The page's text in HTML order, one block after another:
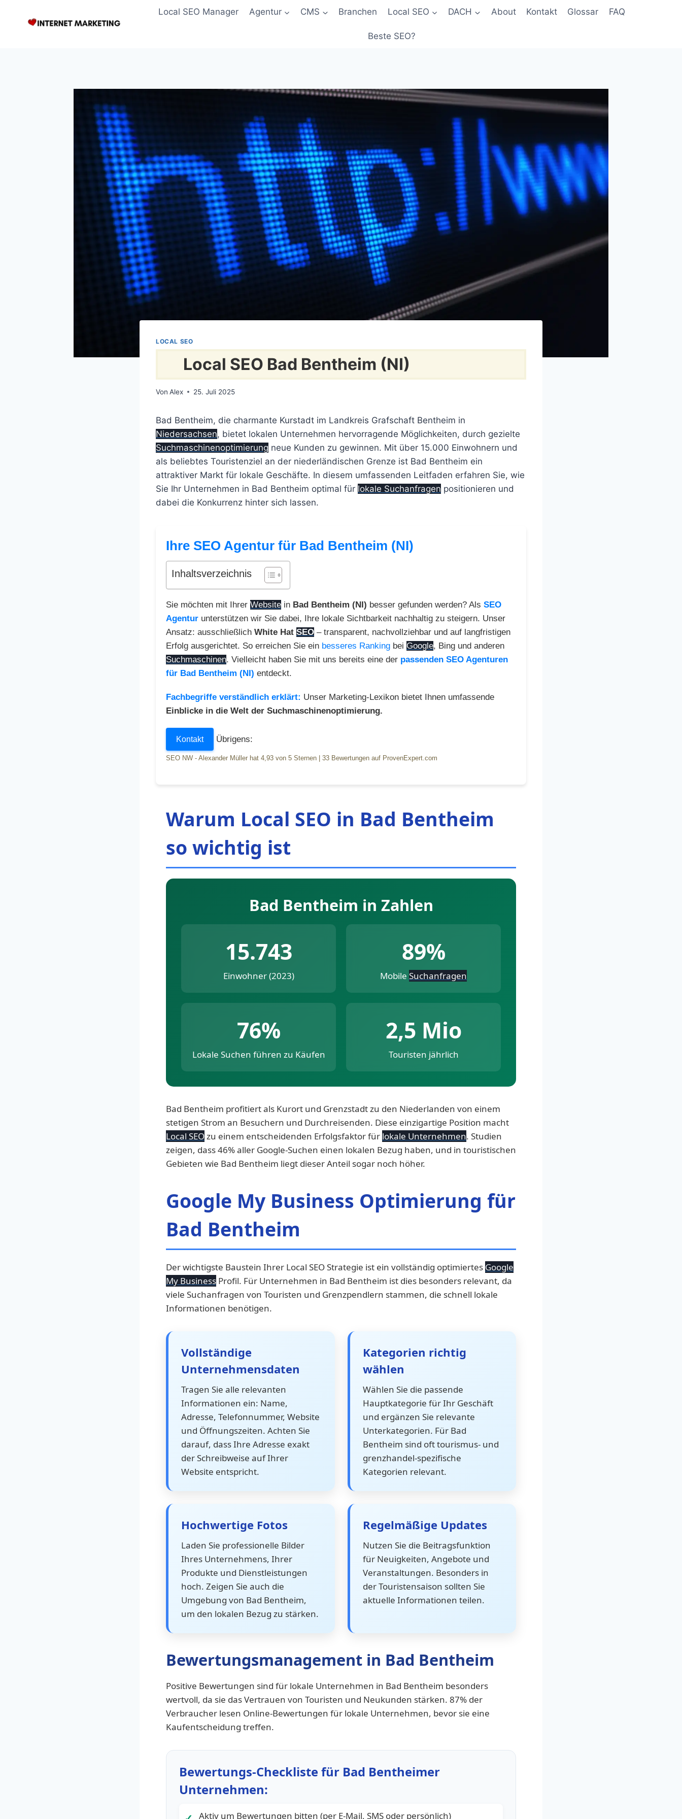
Local SEO Manager Agentur CMS Branchen Local SEO DACH About Kontakt Glossar FAQ
Beste SEO?
LOCAL SEO
Local SEO Bad Bentheim (NI)
Von Alex 25. Juli 2025
Bad Bentheim, die charmante Kurstadt im Landkreis Grafschaft Bentheim in
Niedersachsen, bietet lokalen Unternehmen hervorragende Möglichkeiten, durch gezielte
Suchmaschinenoptimierung neue Kunden zu gewinnen. Mit über 15.000 Einwohnern und
als beliebtes Touristenziel an der niederländischen Grenze ist Bad Bentheim ein
attraktiver Markt für lokale Geschäfte. In diesem umfassenden Leitfaden erfahren Sie, wie
Sie Ihr Unternehmen in Bad Bentheim optimal für lokale Suchanfragen positionieren und
dabei die Konkurrenz hinter sich lassen.
Ihre SEO Agentur für Bad Bentheim (NI)
Inhaltsverzeichnis
Sie möchten mit Ihrer Website in Bad Bentheim (NI) besser gefunden werden? Als SEO
Agentur unterstützen wir Sie dabei, Ihre lokale Sichtbarkeit nachhaltig zu steigern. Unser
Ansatz: ausschließlich White Hat SEO – transparent, nachvollziehbar und auf langfristigen
Erfolg ausgerichtet. So erreichen Sie ein besseres Ranking bei Google, Bing und anderen
Suchmaschinen. Vielleicht haben Sie mit uns bereits eine der passenden SEO Agenturen
für Bad Bentheim (NI) entdeckt.
Fachbegriffe verständlich erklärt: Unser Marketing-Lexikon bietet Ihnen umfassende
Einblicke in die Welt der Suchmaschinenoptimierung.
Kontakt Übrigens:
SEO NW - Alexander Müller hat 4,93 von 5 Sternen | 33 Bewertungen auf ProvenExpert.com
Warum Local SEO in Bad Bentheim
so wichtig ist
Bad Bentheim in Zahlen
15.743
Einwohner (2023)
89%
Mobile Suchanfragen
76%
Lokale Suchen führen zu Käufen
2,5 Mio
Touristen jährlich
Bad Bentheim profitiert als Kurort und Grenzstadt zu den Niederlanden von einem
stetigen Strom an Besuchern und Durchreisenden. Diese einzigartige Position macht
Local SEO zu einem entscheidenden Erfolgsfaktor für lokale Unternehmen. Studien
zeigen, dass 46% aller Google-Suchen einen lokalen Bezug haben, und in touristischen
Gebieten wie Bad Bentheim liegt dieser Anteil sogar noch höher.
Google My Business Optimierung für
Bad Bentheim
Der wichtigste Baustein Ihrer Local SEO Strategie ist ein vollständig optimiertes Google
My Business Profil. Für Unternehmen in Bad Bentheim ist dies besonders relevant, da
viele Suchanfragen von Touristen und Grenzpendlern stammen, die schnell lokale
Informationen benötigen.
Vollständige
Unternehmensdaten
Tragen Sie alle relevanten
Informationen ein: Name,
Adresse, Telefonnummer, Website
und Öffnungszeiten. Achten Sie
darauf, dass Ihre Adresse exakt
der Schreibweise auf Ihrer
Website entspricht.
Kategorien richtig
wählen
Wählen Sie die passende
Hauptkategorie für Ihr Geschäft
und ergänzen Sie relevante
Unterkategorien. Für Bad
Bentheim sind oft tourismus- und
grenzhandel-spezifische
Kategorien relevant.
Hochwertige Fotos
Laden Sie professionelle Bilder
Ihres Unternehmens, Ihrer
Produkte und Dienstleistungen
hoch. Zeigen Sie auch die
Umgebung von Bad Bentheim,
um den lokalen Bezug zu stärken.
Regelmäßige Updates
Nutzen Sie die Beitragsfunktion
für Neuigkeiten, Angebote und
Veranstaltungen. Besonders in
der Touristensaison sollten Sie
aktuelle Informationen teilen.
Bewertungsmanagement in Bad Bentheim
Positive Bewertungen sind für lokale Unternehmen in Bad Bentheim besonders
wertvoll, da sie das Vertrauen von Touristen und Neukunden stärken. 87% der
Verbraucher lesen Online-Bewertungen für lokale Unternehmen, bevor sie eine
Kaufentscheidung treffen.
Bewertungs-Checkliste für Bad Bentheimer
Unternehmen:
Aktiv um Bewertungen bitten (per E-Mail, SMS oder persönlich)